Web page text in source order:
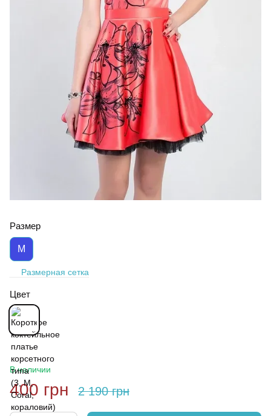
Размер
M
Размерная сетка
Цвет
В наличии
400 грн 2 190 грн